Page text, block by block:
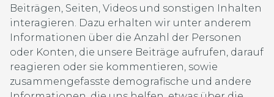
Beiträgen, Seiten, Videos und sonstigen Inhalten
interagieren. Dazu erhalten wir unter anderem
Informationen über die Anzahl der Personen
oder Konten, die unsere Beiträge aufrufen, darauf
reagieren oder sie kommentieren, sowie
zusammengefasste demografische und andere